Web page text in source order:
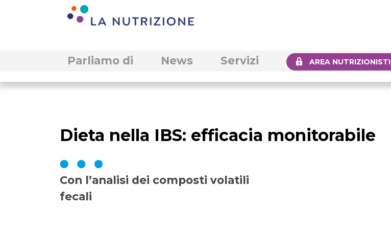
Parliamo di News Servizi AREA NUTRIZIONISTI
Dieta nella IBS: efficacia monitorabile
Con l’analisi dei composti volatili
fecali